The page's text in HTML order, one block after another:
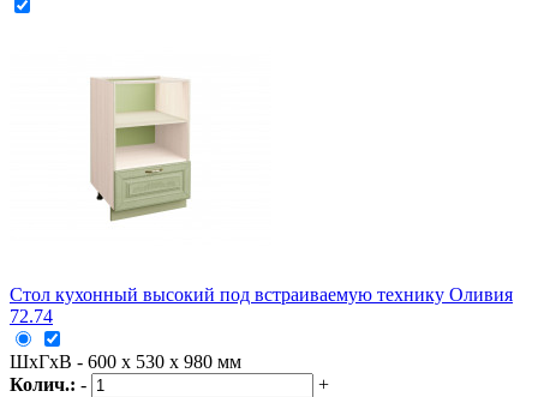
Стол кухонный высокий под встраиваемую технику Оливия
72.74
ШxГxВ - 600 x 530 x 980 мм
Колич.: -
+